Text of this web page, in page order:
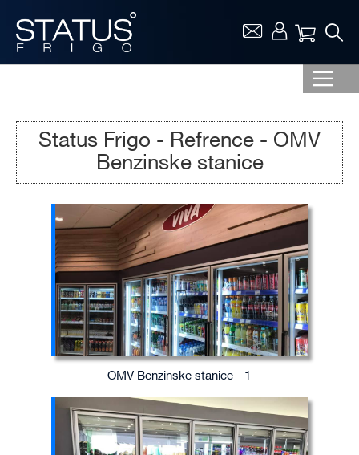
Vaša
Status Frigo - Refrence - OMV
Benzinske stanice
OMV Benzinske stanice - 1